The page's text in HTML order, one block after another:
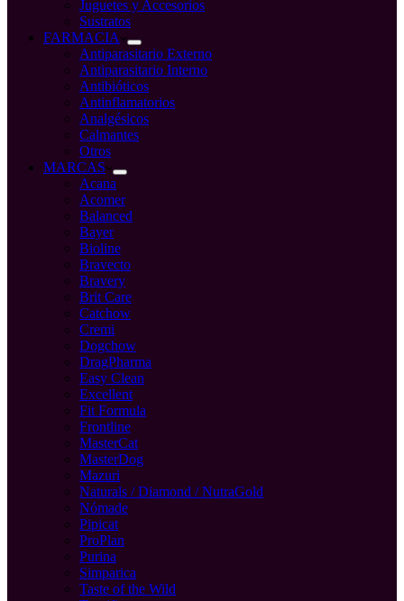
Juguetes y Accesorios
Sustratos
FARMACIA
Antiparasitario Externo
Antiparasitario Interno
Antibióticos
Antinflamatorios
Analgésicos
Calmantes
Otros
MARCAS
Acana
Acomer
Balanced
Bayer
Bioline
Bravecto
Bravery
Brit Care
Catchow
Cremi
Dogchow
DragPharma
Easy Clean
Excellent
Fit Formula
Frontline
MasterCat
MasterDog
Mazuri
Naturals / Diamond / NutraGold
Nómade
Pipicat
ProPlan
Purina
Simparica
Taste of the Wild